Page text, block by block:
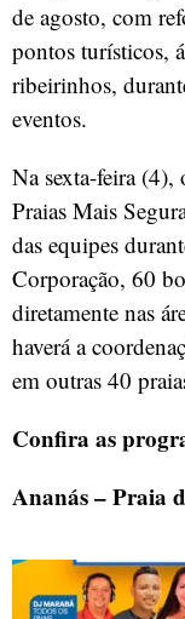
de agosto, com
pontos turísticos,
ribeirinhos,
eventos.
Na sexta-feira (4),
Praias Mais
das equipes
Corporação, 60
diretamente nas
haverá a
em outras 40
Confira as
Ananás – Praia